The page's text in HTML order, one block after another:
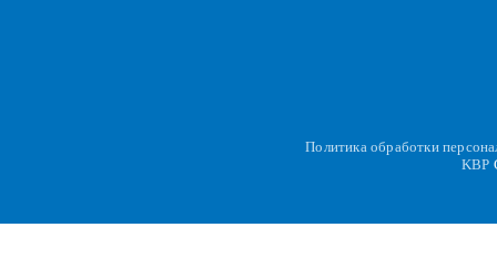
Политика обработки
KBP